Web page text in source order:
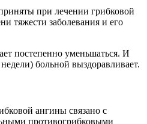
при лечении грибковой
тяжести заболевания и его
постепенно уменьшаться. И
больной выздоравливает.
ангины связано с
противогрибковыми